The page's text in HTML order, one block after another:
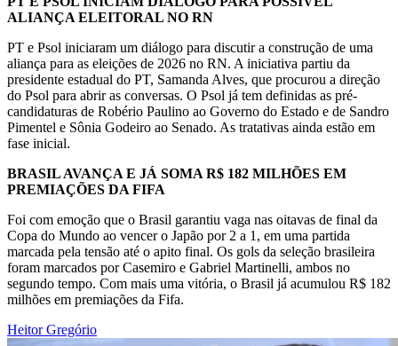
ALIANÇA ELEITORAL NO RN
PT e Psol iniciaram um diálogo para discutir a construção de uma
aliança para as eleições de 2026 no RN. A iniciativa partiu da
presidente estadual do PT, Samanda Alves, que procurou a direção
do Psol para abrir as conversas. O Psol já tem definidas as pré-
candidaturas de Robério Paulino ao Governo do Estado e de Sandro
Pimentel e Sônia Godeiro ao Senado. As tratativas ainda estão em
fase inicial.
BRASIL AVANÇA E JÁ SOMA R$ 182 MILHÕES EM
PREMIAÇÕES DA FIFA
Foi com emoção que o Brasil garantiu vaga nas oitavas de final da
Copa do Mundo ao vencer o Japão por 2 a 1, em uma partida
marcada pela tensão até o apito final. Os gols da seleção brasileira
foram marcados por Casemiro e Gabriel Martinelli, ambos no
segundo tempo. Com mais uma vitória, o Brasil já acumulou R$ 182
milhões em premiações da Fifa.
Heitor Gregório